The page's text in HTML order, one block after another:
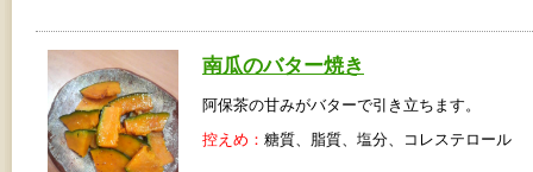
南瓜のバター焼き
阿保茶の甘みがバターで引き立ちます。
控えめ： 糖質、脂質、塩分、コレステロール